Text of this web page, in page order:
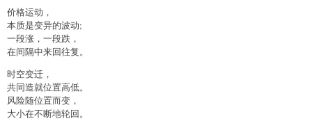
价格运动，
本质是变异的波动;
一段涨，一段跌，
在间隔中来回往复。
时空变迁，
共同造就位置高低。
风险随位置而变，
大小在不断地轮回。